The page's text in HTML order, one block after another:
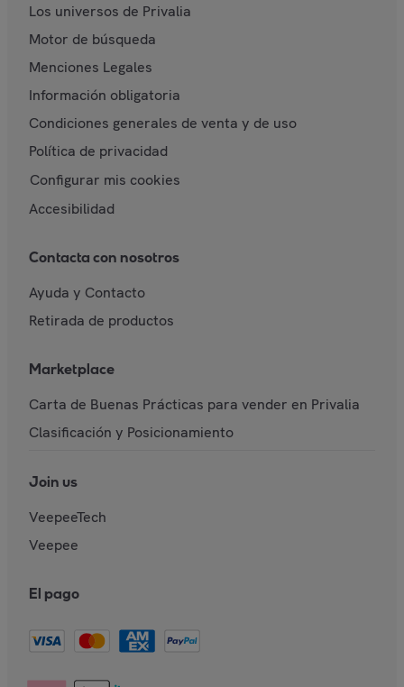
Los universos de Privalia
Motor de búsqueda
Menciones Legales
Información obligatoria
Condiciones generales de venta y de uso
Política de privacidad
Configurar mis cookies
Accesibilidad
Contacta con nosotros
Ayuda y Contacto
Retirada de productos
Marketplace
Carta de Buenas Prácticas para vender en Privalia
Clasificación y Posicionamiento
Join us
VeepeeTech
Veepee
El pago